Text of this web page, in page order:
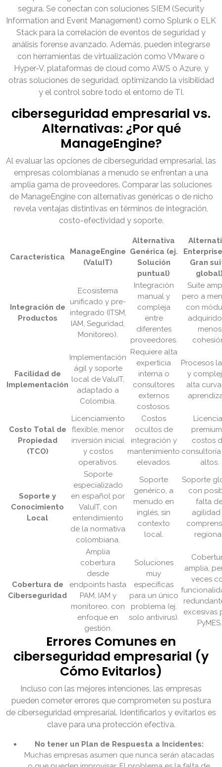
segura. Se conectan con soluciones SIEM (Security
Information and Event Management) como Splunk o ELK
Stack para la correlación de eventos de seguridad y
análisis forense avanzado. Además, pueden integrarse
con herramientas de virtualización como VMware o
Hyper-V, plataformas de cloud como AWS o Azure, y
otras soluciones de seguridad, optimizando la visibilidad
y el control sobre todo el entorno de TI.
ciberseguridad empresarial vs.
Alternativas: ¿Por qué
ManageEngine?
Al evaluar las opciones de ciberseguridad empresarial, las
empresas colombianas a menudo se enfrentan a una
amplia gama de proveedores. Comparar las soluciones
de ManageEngine con alternativas genéricas o de nicho
revela ventajas distintivas en términos de integración,
costo-efectividad y soporte.
Característica
ManageEngine
(ValuIT)
Alternativa
Genérica (ej.
Solución
puntual)
Gran
Integración de
Productos
Ecosistema
unificado y pre-
integrado (ITSM,
IAM, Seguridad,
Monitoreo).
Integración
manual y
compleja
entre
diferentes
proveedores.
Suite
pero a
con
menos
Facilidad de
Implementación
Implementación
ágil y soporte
local de ValuIT,
adaptado a
Colombia.
Requiere alta
experticia
interna o
consultores
externos
costosos.
Procesos
y
alta
Costo Total de
Propiedad
(TCO)
Licenciamiento
flexible, menor
inversión inicial
y costos
operativos.
Costos
ocultos de
integración y
mantenimiento
elevados.
costos
altos.
Soporte y
Conocimiento
Local
Soporte
especializado
en español por
ValuIT, con
entendimiento
de la normativa
colombiana.
Soporte
genérico, a
menudo en
inglés, sin
contexto
local.
Soporte
con
falta
agilidad
Cobertura de
Ciberseguridad
Amplia
cobertura
desde
endpoints hasta
PAM, IAM y
monitoreo, con
enfoque en
gestión.
Soluciones
muy
específicas
para un único
problema (ej.
solo antivirus).
amplia,
veces
excesivas
PyMES.
Errores Comunes en
ciberseguridad empresarial (y
Cómo Evitarlos)
Incluso con las mejores intenciones, las empresas
pueden cometer errores que comprometen su postura
de ciberseguridad empresarial. Identificarlos y evitarlos es
clave para una protección efectiva.
No tener un Plan de Respuesta a Incidentes:
Muchas empresas asumen que nunca serán atacadas